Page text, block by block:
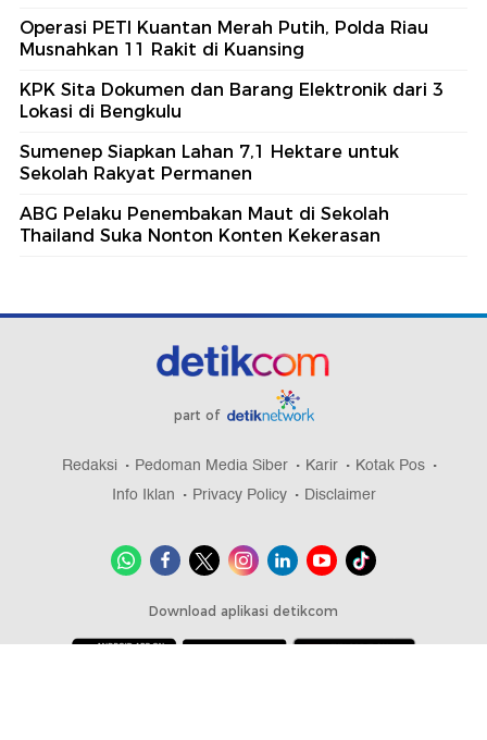
Operasi PETI Kuantan Merah Putih, Polda Riau
Musnahkan 11 Rakit di Kuansing
KPK Sita Dokumen dan Barang Elektronik dari 3
Lokasi di Bengkulu
Sumenep Siapkan Lahan 7,1 Hektare untuk
Sekolah Rakyat Permanen
ABG Pelaku Penembakan Maut di Sekolah
Thailand Suka Nonton Konten Kekerasan
part of
Redaksi Pedoman Media Siber Karir
Kotak Pos
Info Iklan
Privacy Policy Disclaimer
Download aplikasi detikcom